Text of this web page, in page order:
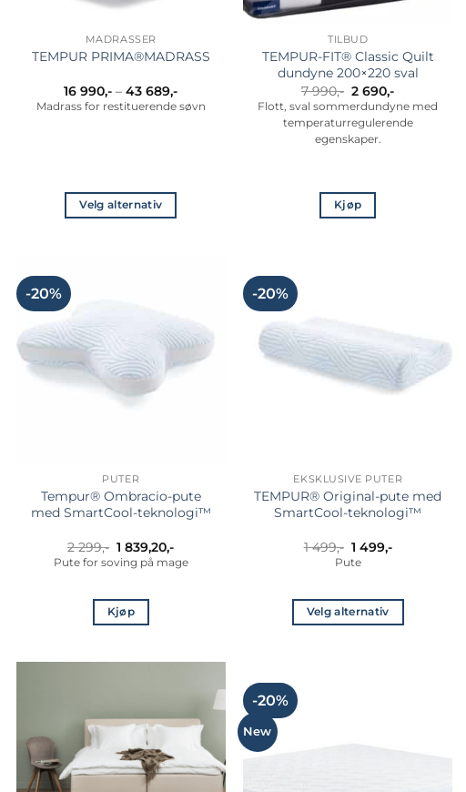
MADRASSER
TEMPUR PRIMA®MADRASS
16 990,- – 43 689,-Prisområde:
16
990,-
Madrass for restituerende søvn
Velg alternativ
Alternativene
kan
velges
på
TILBUD
TEMPUR-FIT® Classic Quilt
dundyne 200×220 sval
7 990,- Opprinnelig
pris
var:
7
990,-.
2 690,-
pris
er:
2
Flott, sval sommerdundyne med
temperaturregulerende
egenskaper.
Kjøp
-20%
PUTER
Tempur® Ombracio-pute
med SmartCool-teknologi™
2 299,- 1 839,20,-
Pute for soving på mage
Kjøp
-20%
EKSKLUSIVE PUTER
TEMPUR® Original-pute med
SmartCool-teknologi™
1 499,- Opprinnelig
pris
var:
499,-.
1 499,-Nåværende
499,-.
Pute
Velg alternativ
-20%
New